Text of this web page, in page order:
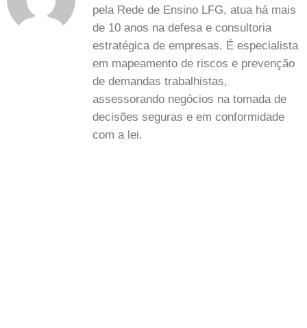
pela Rede de Ensino LFG, atua há mais
de 10 anos na defesa e consultoria
estratégica de empresas. É especialista
em mapeamento de riscos e prevenção
de demandas trabalhistas,
assessorando negócios na tomada de
decisões seguras e em conformidade
com a lei.